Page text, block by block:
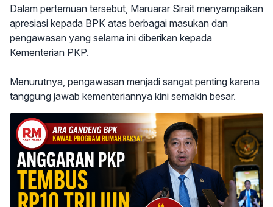
Dalam pertemuan tersebut, Maruarar Sirait menyampaikan
apresiasi kepada BPK atas berbagai masukan dan
pengawasan yang selama ini diberikan kepada
Kementerian PKP.
Menurutnya, pengawasan menjadi sangat penting karena
tanggung jawab kementeriannya kini semakin besar.